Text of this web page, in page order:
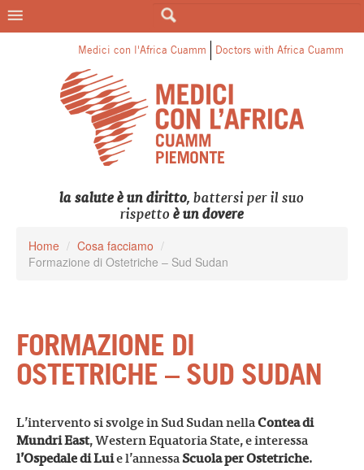
la salute è un diritto, battersi per il suo
rispetto è un dovere
Medici con l'Africa Cuamm Doctors with Africa Cuamm
LE CATEGORIE DI MEDICI PER
L'AFRICA
Home / Cosa facciamo /
Formazione di Ostetriche – Sud Sudan
FORMAZIONE DI
OSTETRICHE – SUD SUDAN
L’intervento si svolge in Sud Sudan nellaContea di
Mundri East, Western Equatoria State, e interessa
l’Ospedale di Luie l’annessaScuola per Ostetriche.